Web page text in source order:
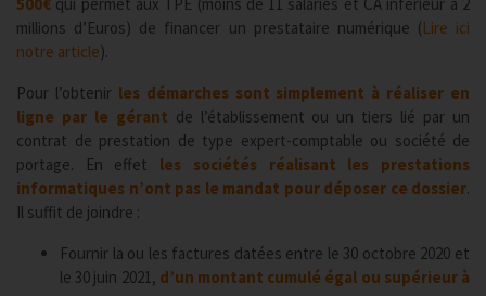
millions d’Euros) de financer un prestataire numérique (Lire ici
notre article).
Pour l’obtenir les démarches sont simplement à réaliser en
ligne par le gérant de l’établissement ou un tiers lié par un
contrat de prestation de type expert-comptable ou société de
portage. En effet les sociétés réalisant les prestations
informatiques n’ont pas le mandat pour déposer ce dossier.
Il suffit de joindre :
Fournir la ou les factures datées entre le 30 octobre 2020 et
le 30 juin 2021, d’un montant cumulé égal ou supérieur à